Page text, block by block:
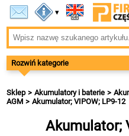
▾
Rozwiń kategorie
Sklep Akumulatory i baterie
AGM
Akumulator; VIPOW; LP9-12
Akumulator;